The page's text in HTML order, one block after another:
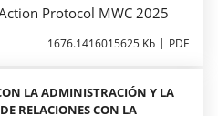
Protocol MWC 2025
1676.1416015625 Kb PDF
LA ADMINISTRACIÓN Y LA
RELACIONES CON LA